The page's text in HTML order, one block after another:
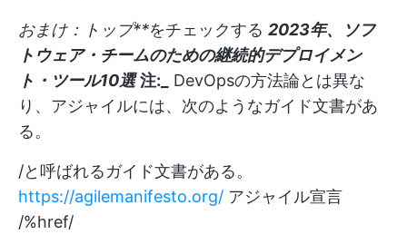
おまけ：トップ**をチェックする 2023年、ソフ
トウェア・チームのための継続的デプロイメン
ト・ツール10選 注:_
DevOpsの方法論とは異な
り、アジャイルには、次のようなガイド文書があ
る。
/と呼ばれるガイド文書がある。
https://agilemanifesto.org/ アジャイル宣言
/%href/